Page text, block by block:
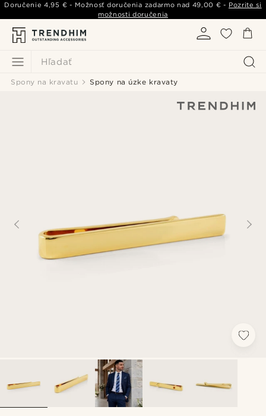
Hľadať
Doručenie4,95 € - Možnosť doručenia zadarmo nad 49,00 € - Pozrite si
možnosti doručenia
Spony na kravatu Spony na úzke kravaty